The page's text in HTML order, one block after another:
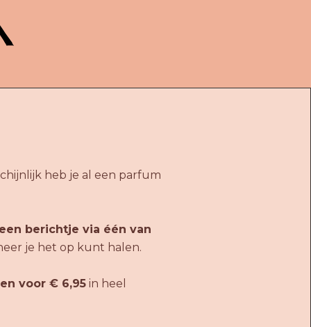
heb je al een parfum
berichtje via één van
je het op kunt halen.
voor € 6,95 in heel